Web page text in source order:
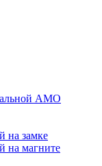
АМО
на замке
на магните